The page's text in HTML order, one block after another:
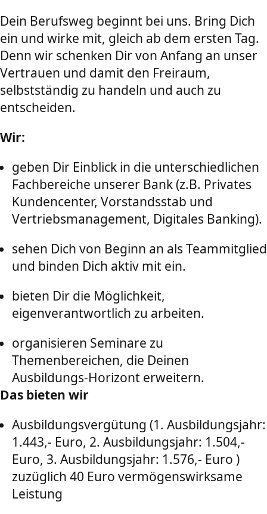
Dein Berufsweg beginnt bei uns. Bring Dich
ein und wirke mit, gleich ab dem ersten Tag.
Denn wir schenken Dir von Anfang an unser
Vertrauen und damit den Freiraum,
selbstständig zu handeln und auch zu
entscheiden.
Wir:
geben Dir Einblick in die unterschiedlichen
Fachbereiche unserer Bank (z.B. Privates
Kundencenter, Vorstandsstab und
Vertriebsmanagement, Digitales Banking).
sehen Dich von Beginn an als Teammitglied
und binden Dich aktiv mit ein.
bieten Dir die Möglichkeit,
eigenverantwortlich zu arbeiten.
organisieren Seminare zu
Themenbereichen, die Deinen
Ausbildungs-Horizont erweitern.
Das bieten wir
Ausbildungsvergütung (1. Ausbildungsjahr:
1.443,- Euro, 2. Ausbildungsjahr: 1.504,-
Euro, 3. Ausbildungsjahr: 1.576,- Euro )
zuzüglich 40 Euro vermögenswirksame
Leistung